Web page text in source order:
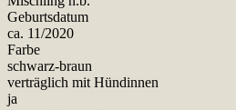
Geburtsdatum
ca. 11/2020
Farbe
schwarz-braun
verträglich mit Hündinnen
ja